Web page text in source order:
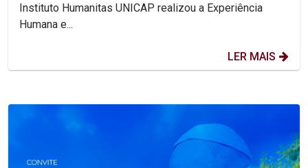
Instituto Humanitas UNICAP realizou a Experiência
Humana e...
LER MAIS